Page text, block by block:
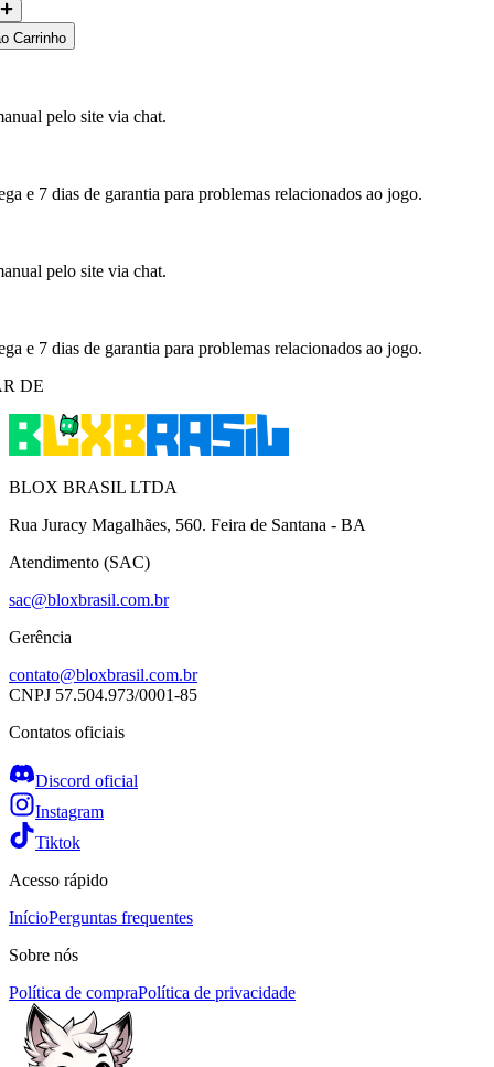
Carrinho
pelo site via chat.
e 7 dias de garantia para problemas relacionados ao jogo.
pelo site via chat.
e 7 dias de garantia para problemas relacionados ao jogo.
DE
BLOX BRASIL LTDA
Rua Juracy Magalhães, 560. Feira de Santana - BA
Atendimento (SAC)
sac@bloxbrasil.com.br
Gerência
contato@bloxbrasil.com.br
CNPJ 57.504.973/0001-85
Contatos oficiais
Discord oficial
Instagram
Tiktok
Acesso rápido
InícioPerguntas frequentes
Sobre nós
Política de compraPolítica de privacidade